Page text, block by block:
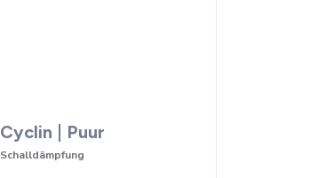
Cyclin | Puur
Schalldämpfung